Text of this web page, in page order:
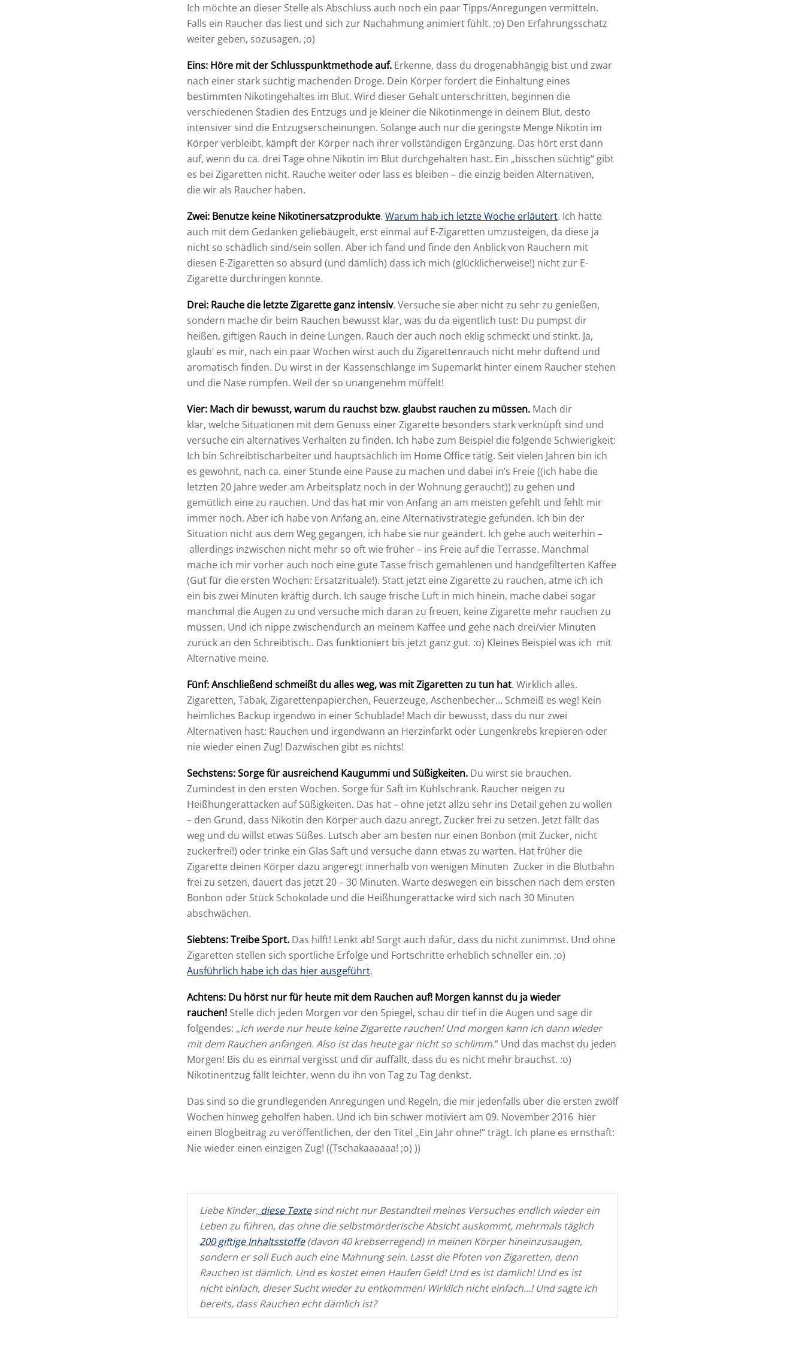
Ich möchte an dieser Stelle als Abschluss auch noch ein paar Tipps/Anregungen vermitteln.
Falls ein Raucher das liest und sich zur Nachahmung animiert fühlt. ;o) Den Erfahrungsschatz
weiter geben, sozusagen. ;o)
Eins: Höre mit der Schlusspunktmethode auf. Erkenne, dass du drogenabhängig bist und zwar
nach einer stark süchtig machenden Droge. Dein Körper fordert die Einhaltung eines
bestimmten Nikotingehaltes im Blut. Wird dieser Gehalt unterschritten, beginnen die
verschiedenen Stadien des Entzugs und je kleiner die Nikotinmenge in deinem Blut, desto
intensiver sind die Entzugserscheinungen. Solange auch nur die geringste Menge Nikotin im
Körper verbleibt, kämpft der Körper nach ihrer vollständigen Ergänzung. Das hört erst dann
auf, wenn du ca. drei Tage ohne Nikotin im Blut durchgehalten hast. Ein „bisschen süchtig“ gibt
es bei Zigaretten nicht. Rauche weiter oder lass es bleiben – die einzig beiden Alternativen,
die wir als Raucher haben.
Zwei: Benutze keine Nikotinersatzprodukte. Warum hab ich letzte Woche erläutert. Ich hatte
auch mit dem Gedanken geliebäugelt, erst einmal auf E-Zigaretten umzusteigen, da diese ja
nicht so schädlich sind/sein sollen. Aber ich fand und finde den Anblick von Rauchern mit
diesen E-Zigaretten so absurd (und dämlich) dass ich mich (glücklicherweise!) nicht zur E-
Zigarette durchringen konnte.
Drei: Rauche die letzte Zigarette ganz intensiv. Versuche sie aber nicht zu sehr zu genießen,
sondern mache dir beim Rauchen bewusst klar, was du da eigentlich tust: Du pumpst dir
heißen, giftigen Rauch in deine Lungen. Rauch der auch noch eklig schmeckt und stinkt. Ja,
glaub‘ es mir, nach ein paar Wochen wirst auch du Zigarettenrauch nicht mehr duftend und
aromatisch finden. Du wirst in der Kassenschlange im Supemarkt hinter einem Raucher stehen
und die Nase rümpfen. Weil der so unangenehm müffelt!
Vier: Mach dir bewusst, warum du rauchst bzw. glaubst rauchen zu müssen. Mach dir
klar, welche Situationen mit dem Genuss einer Zigarette besonders stark verknüpft sind und
versuche ein alternatives Verhalten zu finden. Ich habe zum Beispiel die folgende Schwierigkeit:
Ich bin Schreibtischarbeiter und hauptsächlich im Home Office tätig. Seit vielen Jahren bin ich
es gewohnt, nach ca. einer Stunde eine Pause zu machen und dabei in’s Freie ((ich habe die
letzten 20 Jahre weder am Arbeitsplatz noch in der Wohnung geraucht)) zu gehen und
gemütlich eine zu rauchen. Und das hat mir von Anfang an am meisten gefehlt und fehlt mir
immer noch. Aber ich habe von Anfang an, eine Alternativstrategie gefunden. Ich bin der
Situation nicht aus dem Weg gegangen, ich habe sie nur geändert. Ich gehe auch weiterhin –
allerdings inzwischen nicht mehr so oft wie früher – ins Freie auf die Terrasse. Manchmal
mache ich mir vorher auch noch eine gute Tasse frisch gemahlenen und handgefilterten Kaffee
(Gut für die ersten Wochen: Ersatzrituale!). Statt jetzt eine Zigarette zu rauchen, atme ich ich
ein bis zwei Minuten kräftig durch. Ich sauge frische Luft in mich hinein, mache dabei sogar
manchmal die Augen zu und versuche mich daran zu freuen, keine Zigarette mehr rauchen zu
müssen. Und ich nippe zwischendurch an meinem Kaffee und gehe nach drei/vier Minuten
zurück an den Schreibtisch.. Das funktioniert bis jetzt ganz gut. :o) Kleines Beispiel was ich mit
Alternative meine.
Fünf: Anschließend schmeißt du alles weg, was mit Zigaretten zu tun hat. Wirklich alles.
Zigaretten, Tabak, Zigarettenpapierchen, Feuerzeuge, Aschenbecher… Schmeiß es weg! Kein
heimliches Backup irgendwo in einer Schublade! Mach dir bewusst, dass du nur zwei
Alternativen hast: Rauchen und irgendwann an Herzinfarkt oder Lungenkrebs krepieren oder
nie wieder einen Zug! Dazwischen gibt es nichts!
Sechstens: Sorge für ausreichend Kaugummi und Süßigkeiten. Du wirst sie brauchen.
Zumindest in den ersten Wochen. Sorge für Saft im Kühlschrank. Raucher neigen zu
Heißhungerattacken auf Süßigkeiten. Das hat – ohne jetzt allzu sehr ins Detail gehen zu wollen
– den Grund, dass Nikotin den Körper auch dazu anregt, Zucker frei zu setzen. Jetzt fällt das
weg und du willst etwas Süßes. Lutsch aber am besten nur einen Bonbon (mit Zucker, nicht
zuckerfrei!) oder trinke ein Glas Saft und versuche dann etwas zu warten. Hat früher die
Zigarette deinen Körper dazu angeregt innerhalb von wenigen Minuten Zucker in die Blutbahn
frei zu setzen, dauert das jetzt 20 – 30 Minuten. Warte deswegen ein bisschen nach dem ersten
Bonbon oder Stück Schokolade und die Heißhungerattacke wird sich nach 30 Minuten
abschwächen.
Siebtens: Treibe Sport. Das hilft! Lenkt ab! Sorgt auch dafür, dass du nicht zunimmst. Und ohne
Zigaretten stellen sich sportliche Erfolge und Fortschritte erheblich schneller ein. ;o)
Ausführlich habe ich das hier ausgeführt.
Achtens: Du hörst nur für heute mit dem Rauchen auf! Morgen kannst du ja wieder
rauchen! Stelle dich jeden Morgen vor den Spiegel, schau dir tief in die Augen und sage dir
folgendes: „Ich werde nur heute keine Zigarette rauchen! Und morgen kann ich dann wieder
mit dem Rauchen anfangen. Also ist das heute gar nicht so schlimm.“ Und das machst du jeden
Morgen! Bis du es einmal vergisst und dir auffällt, dass du es nicht mehr brauchst. :o)
Nikotinentzug fällt leichter, wenn du ihn von Tag zu Tag denkst.
Das sind so die grundlegenden Anregungen und Regeln, die mir jedenfalls über die ersten zwölf
Wochen hinweg geholfen haben. Und ich bin schwer motiviert am 09. November 2016 hier
einen Blogbeitrag zu veröffentlichen, der den Titel „Ein Jahr ohne!“ trägt. Ich plane es ernsthaft:
Nie wieder einen einzigen Zug! ((Tschakaaaaaa! ;o) ))
Liebe Kinder, diese Textesind nicht nur Bestandteil meines Versuches endlich wieder ein
Leben zu führen, das ohne die selbstmörderische Absicht auskommt, mehrmals täglich
200 giftige Inhaltsstoffe(davon 40 krebserregend) in meinen Körper hineinzusaugen,
sondern er soll Euch auch eine Mahnung sein. Lasst die Pfoten von Zigaretten, denn
Rauchen ist dämlich. Und es kostet einen Haufen Geld! Und es ist dämlich! Und es ist
nicht einfach, dieser Sucht wieder zu entkommen! Wirklich nicht einfach…! Und sagte ich
bereits, dass Rauchen echt dämlich ist?